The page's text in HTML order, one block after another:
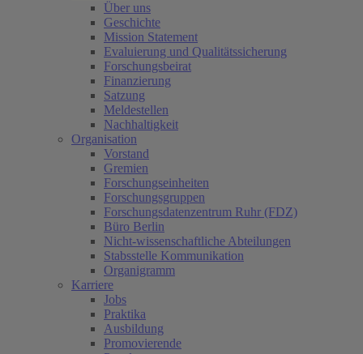
Über uns
Geschichte
Mission Statement
Evaluierung und Qualitätssicherung
Forschungsbeirat
Finanzierung
Satzung
Meldestellen
Nachhaltigkeit
Organisation
Vorstand
Gremien
Forschungseinheiten
Forschungsgruppen
Forschungsdatenzentrum Ruhr (FDZ)
Büro Berlin
Nicht-wissenschaftliche Abteilungen
Stabsstelle Kommunikation
Organigramm
Karriere
Jobs
Praktika
Ausbildung
Promovierende